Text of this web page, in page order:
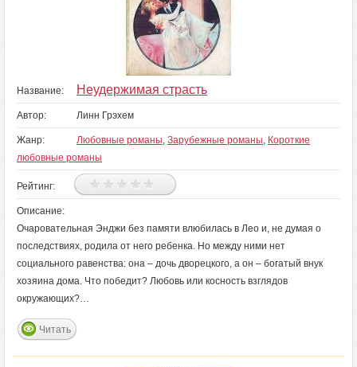
Название: Неудержимая страсть
Автор: Линн Грэхем
Жанр: Любовные романы, Зарубежные романы, Короткие
любовные романы
Рейтинг:
Описание:
Очаровательная Энджи без памяти влюбилась в Лео и, не думая о
последствиях, родила от него ребенка. Но между ними нет
социального равенства: она – дочь дворецкого, а он – богатый внук
хозяина дома. Что победит? Любовь или косность взглядов
окружающих?…
Читать